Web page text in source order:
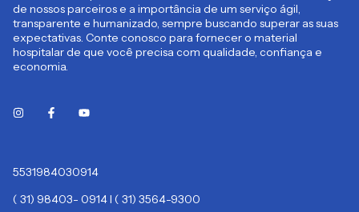
de nossos parceiros e a importância de um serviço ágil,
transparente e humanizado, sempre buscando superar as suas
expectativas. Conte conosco para fornecer o material
hospitalar de que você precisa com qualidade, confiança e
economia.
5531984030914
( 31) 98403- 0914 I ( 31) 3564-9300